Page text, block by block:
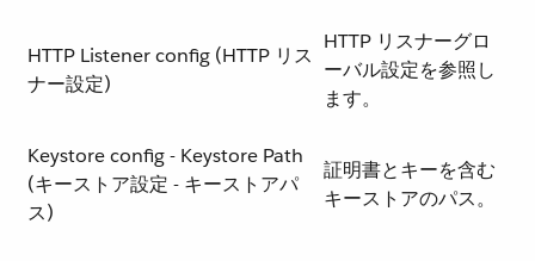
HTTP Listener config (HTTP リス
ナー設定)
HTTP リスナーグロ
ーバル設定を参照し
ます。
Keystore config - Keystore Path
(キーストア設定 - キーストアパ
ス)
証明書とキーを含む
キーストアのパス。